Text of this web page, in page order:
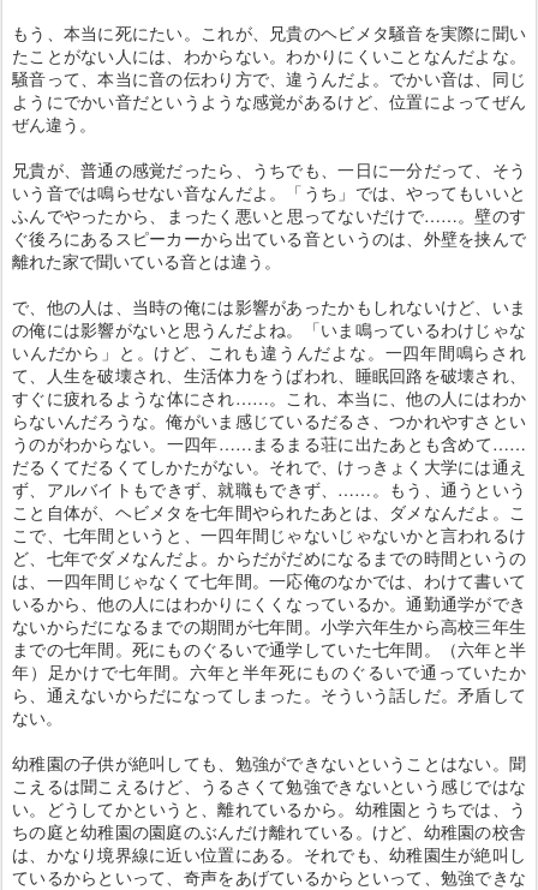
もう、本当に死にたい。これが、兄貴のヘビメタ騒音を実際に聞い
たことがない人には、わからない。わかりにくいことなんだよな。
騒音って、本当に音の伝わり方で、違うんだよ。でかい音は、同じ
ようにでかい音だというような感覚があるけど、位置によってぜん
ぜん違う。
兄貴が、普通の感覚だったら、うちでも、一日に一分だって、そう
いう音では鳴らせない音なんだよ。「うち」では、やってもいいと
ふんでやったから、まったく悪いと思ってないだけで……。壁のす
ぐ後ろにあるスピーカーから出ている音というのは、外壁を挟んで
離れた家で聞いている音とは違う。
で、他の人は、当時の俺には影響があったかもしれないけど、いま
の俺には影響がないと思うんだよね。「いま鳴っているわけじゃな
いんだから」と。けど、これも違うんだよな。一四年間鳴らされ
て、人生を破壊され、生活体力をうばわれ、睡眠回路を破壊され、
すぐに疲れるような体にされ……。これ、本当に、他の人にはわか
らないんだろうな。俺がいま感じているだるさ、つかれやすさとい
うのがわからない。一四年……まるまる荘に出たあとも含めて……
だるくてだるくてしかたがない。それで、けっきょく大学には通え
ず、アルバイトもできず、就職もできず、……。もう、通うという
こと自体が、ヘビメタを七年間やられたあとは、ダメなんだよ。こ
こで、七年間というと、一四年間じゃないじゃないかと言われるけ
ど、七年でダメなんだよ。からだがだめになるまでの時間というの
は、一四年間じゃなくて七年間。一応俺のなかでは、わけて書いて
いるから、他の人にはわかりにくくなっているか。通勤通学ができ
ないからだになるまでの期間が七年間。小学六年生から高校三年生
までの七年間。死にものぐるいで通学していた七年間。（六年と半
年）足かけで七年間。六年と半年死にものぐるいで通っていたか
ら、通えないからだになってしまった。そういう話しだ。矛盾して
ない。
幼稚園の子供が絶叫しても、勉強ができないということはない。聞
こえるは聞こえるけど、うるさくて勉強できないという感じではな
い。どうしてかというと、離れているから。幼稚園とうちでは、う
ちの庭と幼稚園の園庭のぶんだけ離れている。けど、幼稚園の校舎
は、かなり境界線に近い位置にある。それでも、幼稚園生が絶叫し
ているからといって、奇声をあげているからといって、勉強できな